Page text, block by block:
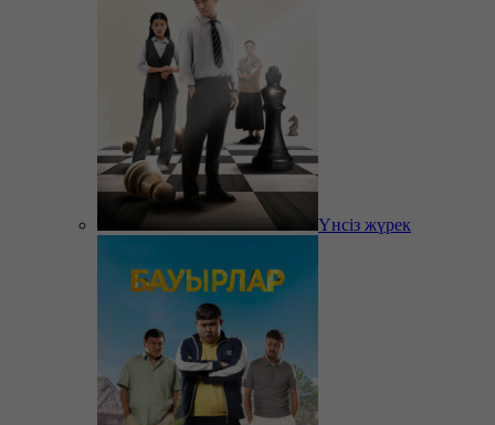
Үнсіз жүрек